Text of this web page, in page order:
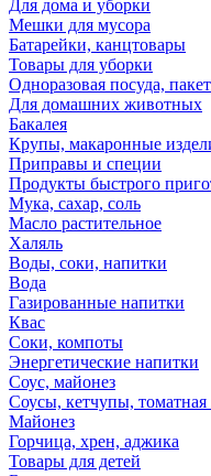
Для дома и уборки
Мешки для мусора
Батарейки, канцтовары
Товары для уборки
Одноразовая посуда,
Для домашних животных
Бакалея
Крупы, макаронные
Приправы и специи
Продукты быстрого
Мука, сахар, соль
Масло растительное
Халяль
Воды, соки, напитки
Вода
Газированные напитки
Квас
Соки, компоты
Энергетические напитки
Соус, майонез
Соусы, кетчупы, томатная
Майонез
Горчица, хрен, аджика
Товары для детей